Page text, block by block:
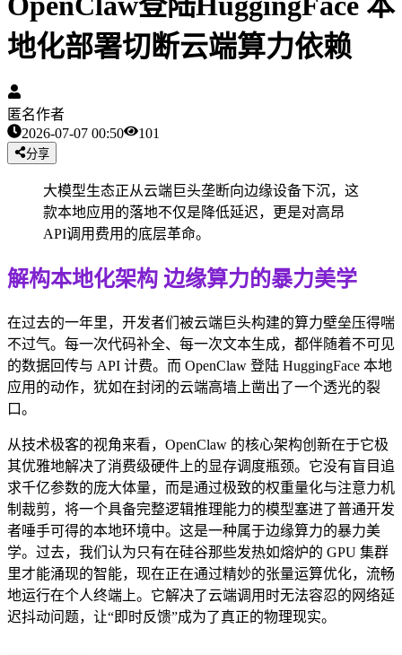
地化部署切断云端算力依赖
匿名作者
2026-07-07 00:50
101
分享
大模型生态正从云端巨头垄断向边缘设备下沉，这
款本地应用的落地不仅是降低延迟，更是对高昂
API调用费用的底层革命。
解构本地化架构 边缘算力的暴力美学
在过去的一年里，开发者们被云端巨头构建的算力壁垒压得喘
不过气。每一次代码补全、每一次文本生成，都伴随着不可见
的数据回传与 API 计费。而 OpenClaw 登陆 HuggingFace 本地
应用的动作，犹如在封闭的云端高墙上凿出了一个透光的裂
口。
从技术极客的视角来看，OpenClaw 的核心架构创新在于它极
其优雅地解决了消费级硬件上的显存调度瓶颈。它没有盲目追
求千亿参数的庞大体量，而是通过极致的权重量化与注意力机
制裁剪，将一个具备完整逻辑推理能力的模型塞进了普通开发
者唾手可得的本地环境中。这是一种属于边缘算力的暴力美
学。过去，我们认为只有在硅谷那些发热如熔炉的 GPU 集群
里才能涌现的智能，现在正在通过精妙的张量运算优化，流畅
地运行在个人终端上。它解决了云端调用时无法容忍的网络延
迟抖动问题，让“即时反馈”成为了真正的物理现实。